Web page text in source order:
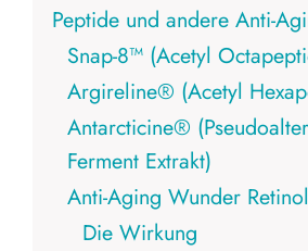
Peptide und andere Anti-
Snap-8™ (Acetyl
Argireline® (Acetyl
Antarcticine®
Ferment Extrakt)
Anti-Aging Wunder Retinol
Die Wirkung